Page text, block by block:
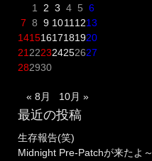
1 2 3 4 5 6
7 8 9 10111213
14151617181920
21222324252627
282930
« 8月 10月 »
最近の投稿
生存報告(笑)
Midnight Pre-Patchが来たよ～